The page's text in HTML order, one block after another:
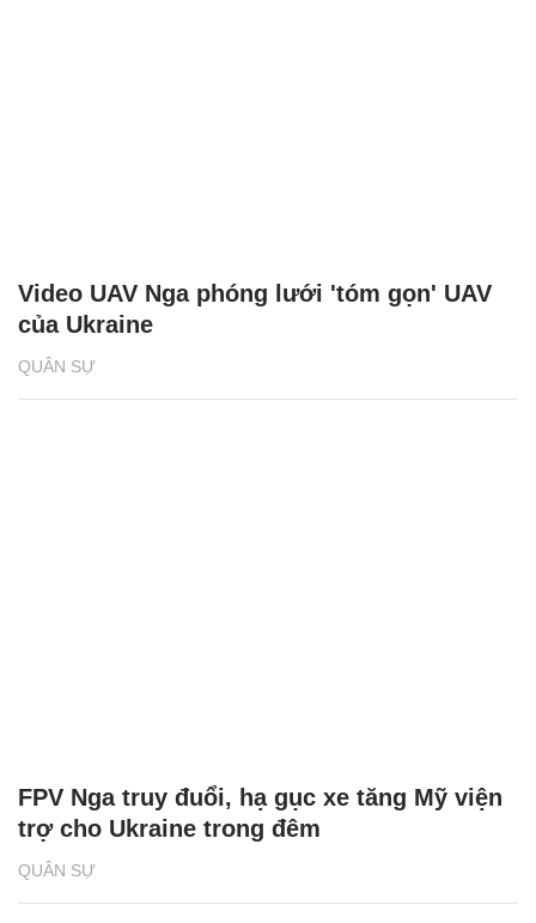
QUÂN SỰ
Video UAV Nga phóng lưới 'tóm gọn' UAV
của Ukraine
QUÂN SỰ
FPV Nga truy đuổi, hạ gục xe tăng Mỹ viện
trợ cho Ukraine trong đêm